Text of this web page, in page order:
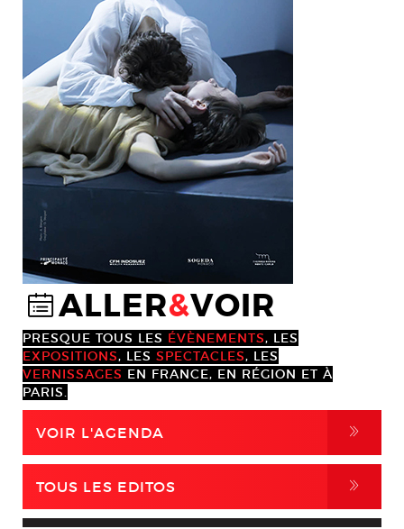
@ALLER&VOIR
PRESQUE TOUS LES ÉVÈNEMENTS, LES
EXPOSITIONS, LES SPECTACLES, LES
VERNISSAGES EN FRANCE, EN RÉGION ET À
PARIS.
VOIR L'AGENDA ,
TOUS LES EDITOS ,